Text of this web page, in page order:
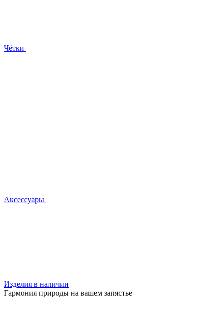
Чётки
Аксессуары
Изделия в наличии
Гармония природы на вашем запястье